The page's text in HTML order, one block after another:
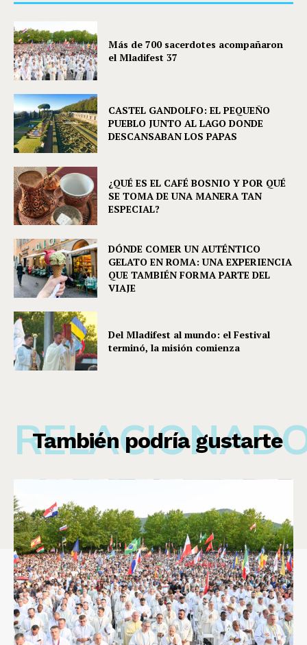
Más de 700 sacerdotes acompañaron
el Mladifest 37
CASTEL GANDOLFO: EL PEQUEÑO
PUEBLO JUNTO AL LAGO DONDE
DESCANSABAN LOS PAPAS
¿QUÉ ES EL CAFÉ BOSNIO Y POR QUÉ
SE TOMA DE UNA MANERA TAN
ESPECIAL?
DÓNDE COMER UN AUTÉNTICO
GELATO EN ROMA: UNA EXPERIENCIA
QUE TAMBIÉN FORMA PARTE DEL
VIAJE
Del Mladifest al mundo: el Festival
terminó, la misión comienza
También podría gustarte